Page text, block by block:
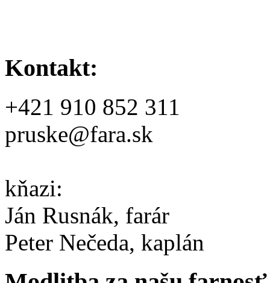
Kontakt:
+421 910 852 311
pruske@fara.sk
kňazi:
Ján Rusnák, farár
Peter Nečeda, kaplán